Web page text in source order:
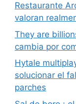
Restaurante
valoran
They are
cambia por
Hytale
solucionar el
parches